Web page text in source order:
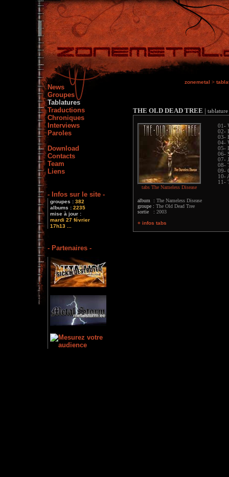
News
Groupes
Tablatures
Traductions
Chroniques
Interviews
Paroles
Download
Contacts
Team
Liens
- Infos sur le site -
groupes : 382
albums : 2235
mise à jour :
mardi 27 février
17h13 ...
- Partenaires -
zonemetal >
THE OLD DEAD TREE | tablature
tabs The Nameless Disease
album : The Nameless Disease
groupe : The Old Dead Tree
sortie : 2003
+ infos tabs
01-
02-
03-
04-
05-
06-
07-
08-
09-
10-
11-